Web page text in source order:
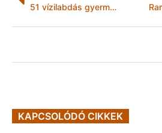
51 vízilabdás gyermeket vitt a MEAFC Tao támogatásból edzőtáborozni
KAPCSOLÓDÓ CIKKEK